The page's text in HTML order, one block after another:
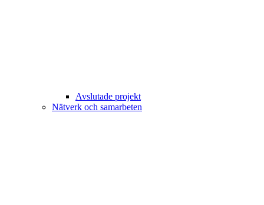
Avslutade projekt
Nätverk och samarbeten